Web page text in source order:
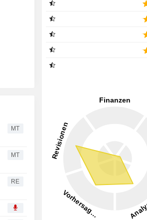
MT
MT
RE